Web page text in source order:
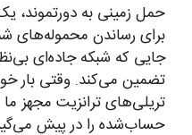
حمل زمینی به دورتموند،
برای رساندن محموله‌های
جایی که شبکه جاده‌ای
تضمین می‌کند. وقتی بار
تریلی‌های ترانزیت مجهز ما
حساب‌شده را در پیش